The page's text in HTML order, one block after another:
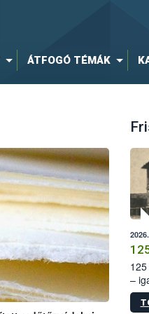
ÁTFOGÓ TÉMÁK
–
15.